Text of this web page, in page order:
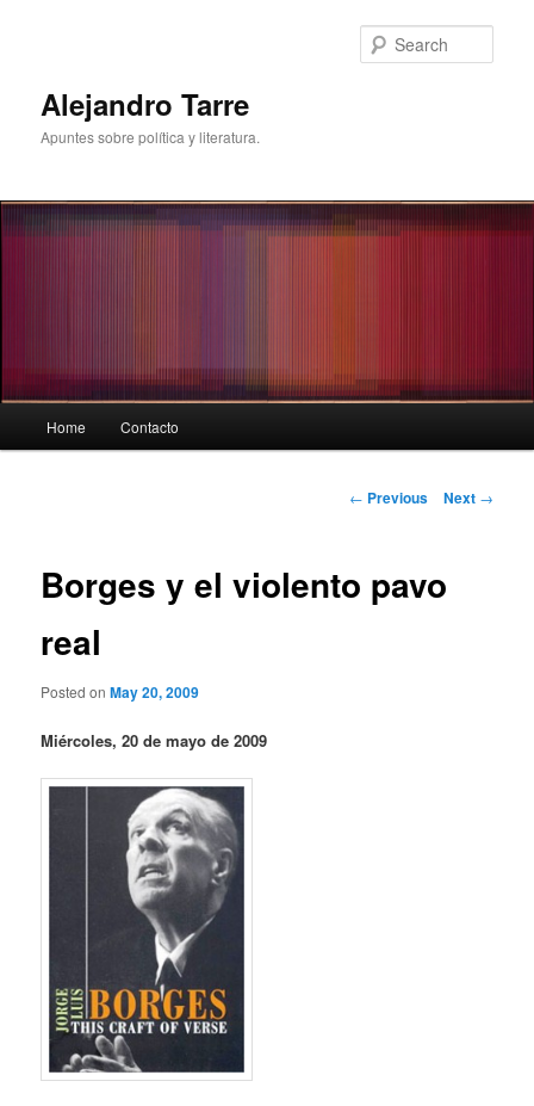
Alejandro Tarre
Apuntes sobre política y literatura.
Home Contacto
Post
← Previous Next →
Borges y el violento pavo
real
Posted onMay 20, 2009
Miércoles, 20 de mayo de 2009